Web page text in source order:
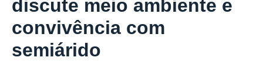
discute meio ambiente e
convivência com
semiárido